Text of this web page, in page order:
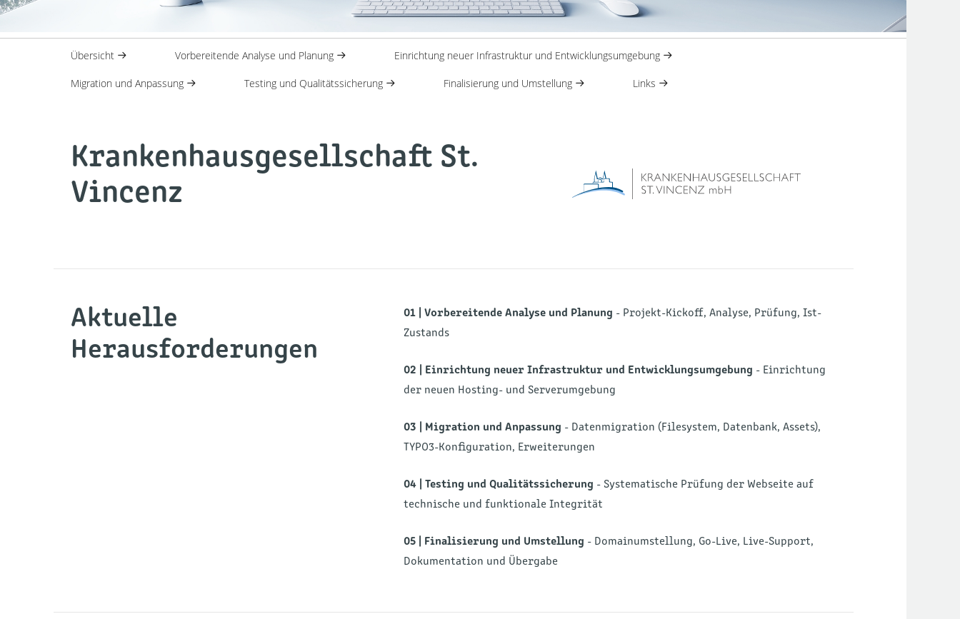
Übersicht Vorbereitende Analyse und Planung Einrichtung neuer Infrastruktur und Entwicklungsumgebung
Migration und Anpassung Testing und Qualitätssicherung Finalisierung und Umstellung Links
Krankenhausgesellschaft St.
Vincenz
Aktuelle
Herausforderungen
01 |Vorbereitende Analyse und Planung - Projekt-Kickoff, Analyse, Prüfung, Ist-
Zustands
02 | Einrichtung neuer Infrastruktur und Entwicklungsumgebung - Einrichtung
der neuen Hosting- und Serverumgebung
03 | Migration und Anpassung - Datenmigration (Filesystem, Datenbank, Assets),
TYPO3-Konfiguration, Erweiterungen
04 |Testing und Qualitätssicherung - Systematische Prüfung der Webseite auf
technische und funktionale Integrität
05 | Finalisierung und Umstellung - Domainumstellung, Go-Live, Live-Support,
Dokumentation und Übergabe